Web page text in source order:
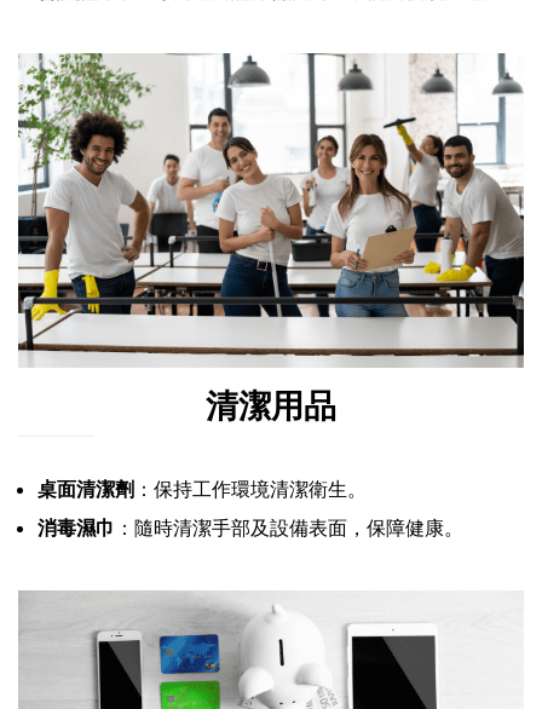
清潔用品
桌面清潔劑 ：保持工作環境清潔衛生。
消毒濕巾 ：隨時清潔手部及設備表面，保障健康。